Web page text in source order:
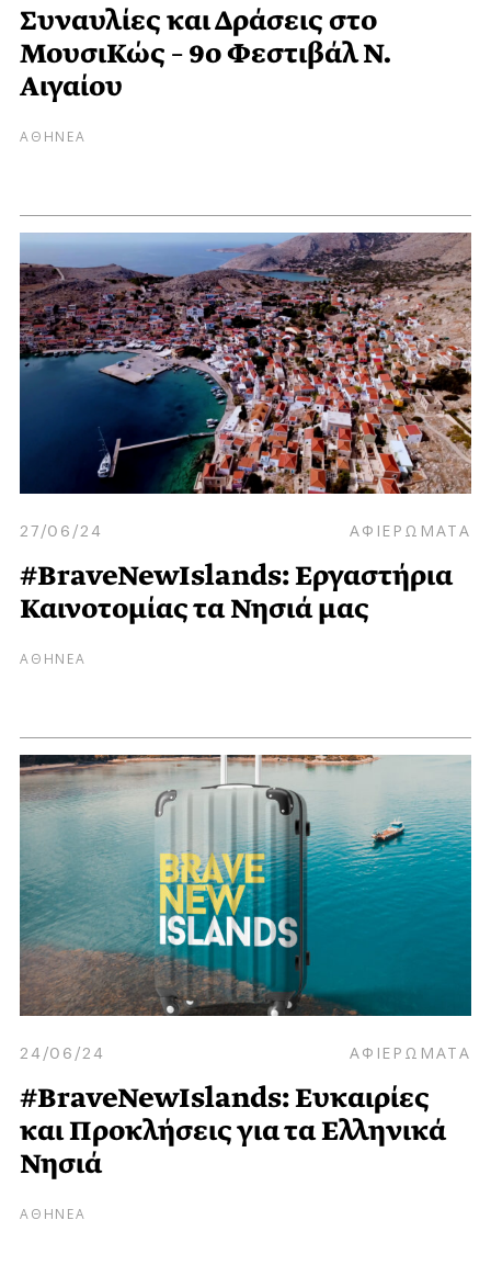
Συναυλίες και Δράσεις στο
ΜουσιΚώς – 9ο Φεστιβάλ Ν.
Αιγαίου
ΑΘΗΝΕΑ
27/06/24 ΑΦΙΕΡΩΜΑΤΑ
#BraveNewIslands: Εργαστήρια
Καινοτομίας τα Νησιά μας
ΑΘΗΝΕΑ
24/06/24 ΑΦΙΕΡΩΜΑΤΑ
#BraveNewIslands: Ευκαιρίες
και Προκλήσεις για τα Ελληνικά
Νησιά
ΑΘΗΝΕΑ